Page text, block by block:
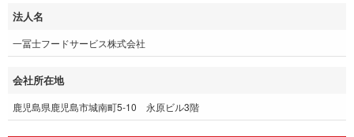
法人名
一冨士フードサービス株式会社
会社所在地
鹿児島県鹿児島市城南町5-10 永原ビル3階